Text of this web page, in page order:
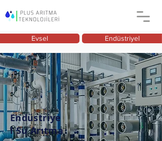
Evsel Endüstriyel
Endüstriye
l Su Arıtma